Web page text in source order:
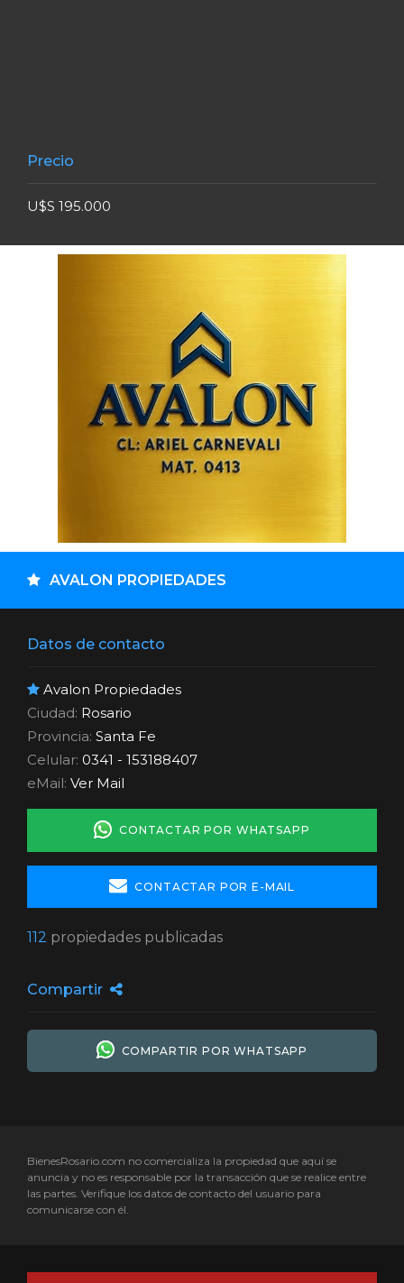
Precio
U$S 195.000
AVALON PROPIEDADES
Datos de contacto
Avalon Propiedades
Ciudad: Rosario
Provincia: Santa Fe
Celular: 0341 - 153188407
eMail: Ver Mail
CONTACTAR POR WHATSAPP
CONTACTAR POR E-MAIL
112 propiedades publicadas
Compartir
COMPARTIR POR WHATSAPP
BienesRosario.com no comercializa la propiedad que aquí se
anuncia y no es responsable por la transacción que se realice entre
las partes. Verifique los datos de contacto del usuario para
comunicarse con él.